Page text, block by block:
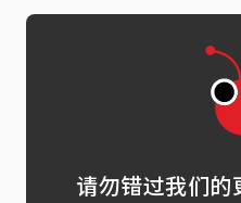
请勿错过我们的